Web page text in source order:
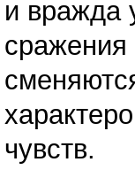
и вражда
сражения
чувств.